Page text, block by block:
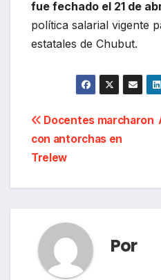
fue fechado el 21 de
política salarial vigente
estatales de Chubut.
Navegación
de
entradas
Docentes marcharon
con antorchas en
Trelew
Por